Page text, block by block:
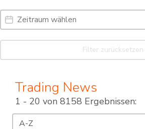
Date Range
Date
Filter zurücksetzen
Trading News
1 - 20 von 8158 Ergebnissen:
Sortierung
Sort content